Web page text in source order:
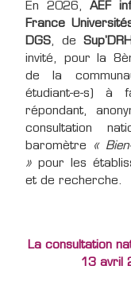
En 2026,AEF
France
DGS, de
invité, pour la
de la
étudiant-e-s)
répondant,
consultation
baromètre
«
» pour les
et de recherche.
La consultation
13 avril